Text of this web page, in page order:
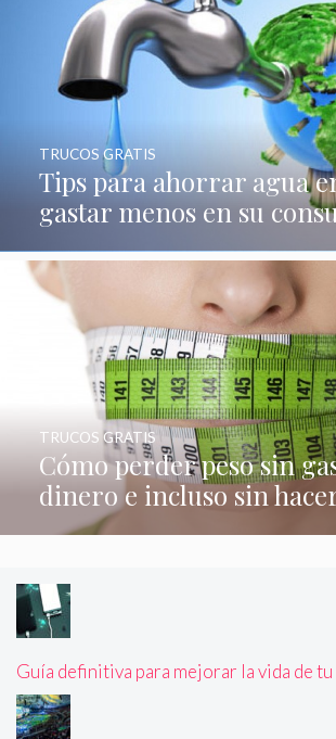
Tips para ahorrar agua
gastar menos en su
TRUCOS GRATIS
Cómo perder peso sin
dinero e incluso sin
TRUCOS GRATIS
Guía definitiva para mejorar la vida de